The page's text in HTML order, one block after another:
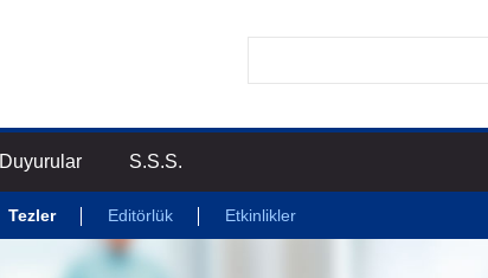
Tezler Editörlük Etkinlikler
Duyurular S.S.S.